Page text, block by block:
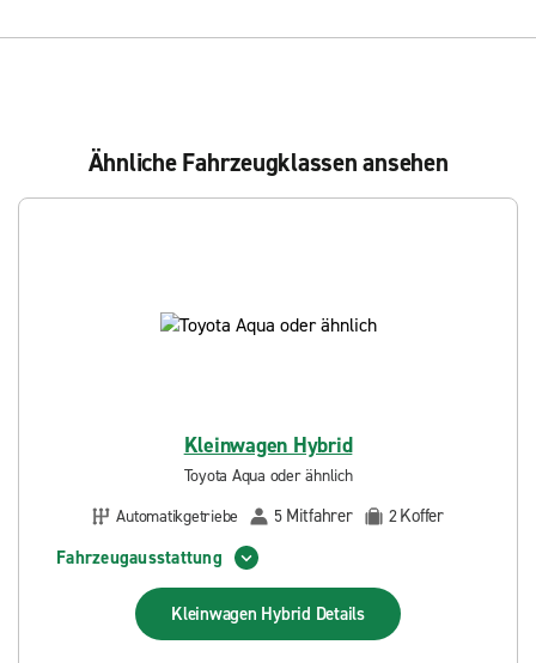
Ähnliche Fahrzeugklassen ansehen
Kleinwagen Hybrid
Toyota Aqua oder ähnlich
Automatikgetriebe
5 Mitfahrer 2Koffer
Fahrzeugausstattung
Kleinwagen Hybrid Details